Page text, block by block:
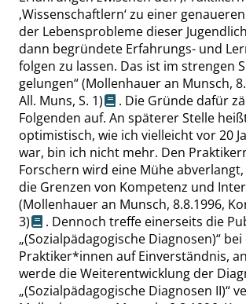
‚Wissenschaftlern‘zu einer genaueren
der Lebensprobleme dieser
dann begründete Erfahrungs- und
folgen zu lassen. Das ist im strengen
gelungen“(Mollenhauer an Munsch,
All. Muns, S. 1)
. Die Gründe dafür
Folgenden auf. An späterer Stelle
optimistisch, wie ich vielleicht vor 20
war, bin ich nicht mehr. Den
Forschern wird eine Mühe
die Grenzen von Kompetenz und
(Mollenhauer an Munsch, 8.8.1996,
3)
. Dennoch treffe einerseits die
„(Sozialpädagogische Diagnosen)“ bei
Praktiker*innen auf Einverständnis,
werde die Weiterentwicklung der
„(Sozialpädagogische Diagnosen II)“